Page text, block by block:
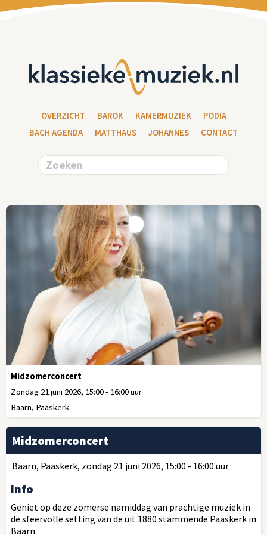
OVERZICHT BAROK KAMERMUZIEK
PODIA
BACH AGENDA
MATTHAUS JOHANNES CONTACT
Midzomerconcert
Zondag 21 juni 2026, 15:00 - 16:00 uur
Baarn, Paaskerk
Midzomerconcert
Baarn, Paaskerk, zondag 21 juni 2026, 15:00 - 16:00 uur
Info
Geniet op deze zomerse namiddag van prachtige muziek in
de sfeervolle setting van de uit 1880 stammende Paaskerk in
Baarn.